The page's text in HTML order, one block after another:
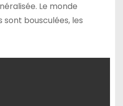
Le monde
bousculées, les